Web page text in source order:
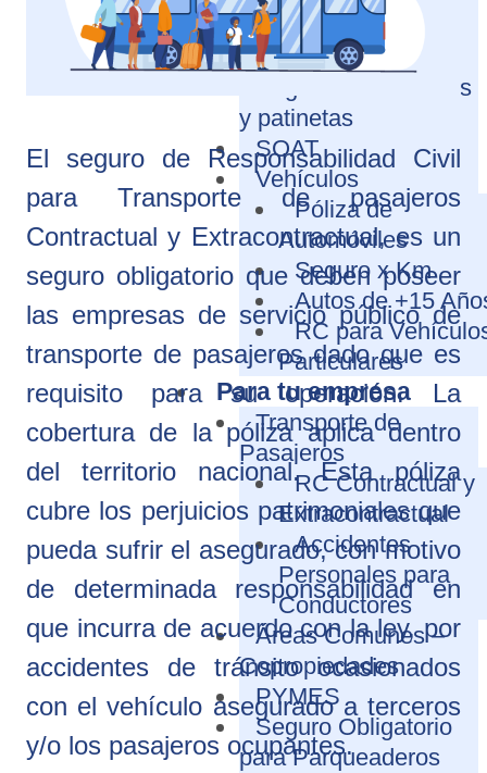
Arrendamiento
Seguro de Hogar
Seguro de Bicicletas
y patinetas
SOAT
Vehículos
Póliza de
Automóviles
Seguro x Km
Autos de +15
RC para
Particulares
Para tu empresa
Transporte de
Pasajeros
RC Contractual y
Extracontractual
Accidentes
Personales para
Conductores
Áreas Comunes –
Copropiedades
PYMES
Seguro Obligatorio
para Parqueaderos
El seguro de Responsabilidad Civil
para Transporte de pasajeros
Contractual y Extracontractual, es un
seguro obligatorio que deben poseer
las empresas de servicio público de
transporte de pasajeros dado que es
requisito para su operación. La
cobertura de la póliza aplica dentro
del territorio nacional. Esta póliza
cubre los perjuicios patrimoniales que
pueda sufrir el asegurado, con motivo
de determinada responsabilidad en
que incurra de acuerdo con la ley, por
accidentes de tránsito ocasionados
con el vehículo asegurado a terceros
y/o los pasajeros ocupantes.